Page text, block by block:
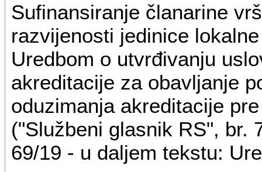
Sufinansiranje članarine
razvijenosti jedinice
Uredbom o utvrđivanju
akreditacije za obavljanje
oduzimanja akreditacije
("Službeni glasnik RS", br.
69/19 - u daljem tekstu: